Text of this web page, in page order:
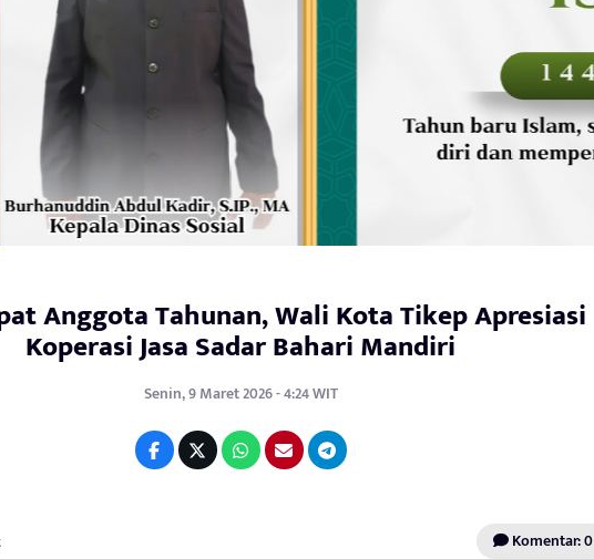
Anggota Tahunan, Wali Kota Tikep Apresiasi
Koperasi Jasa Sadar Bahari Mandiri
Senin, 9 Maret 2026 - 4:24 WIT
Komentar: 0